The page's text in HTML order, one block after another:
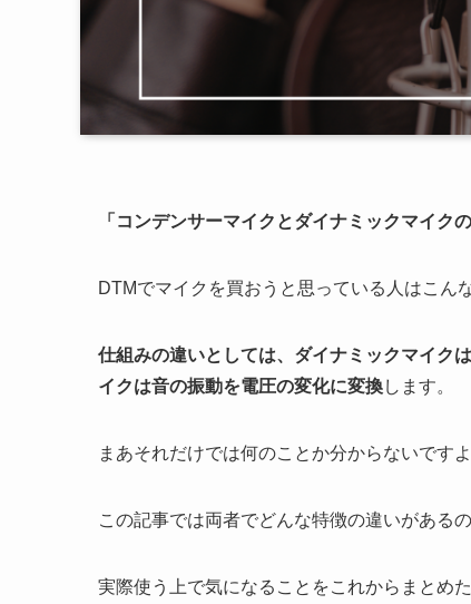
「コンデンサーマイクとダイナミックマイク
DTMでマイクを買おうと思っている人はこん
仕組みの違いとしては、ダイナミックマイク
イクは音の振動を電圧の変化に変換します。
まあそれだけでは何のことか分からないですよ
この記事では両者でどんな特徴の違いがある
実際使う上で気になることをこれからまとめ